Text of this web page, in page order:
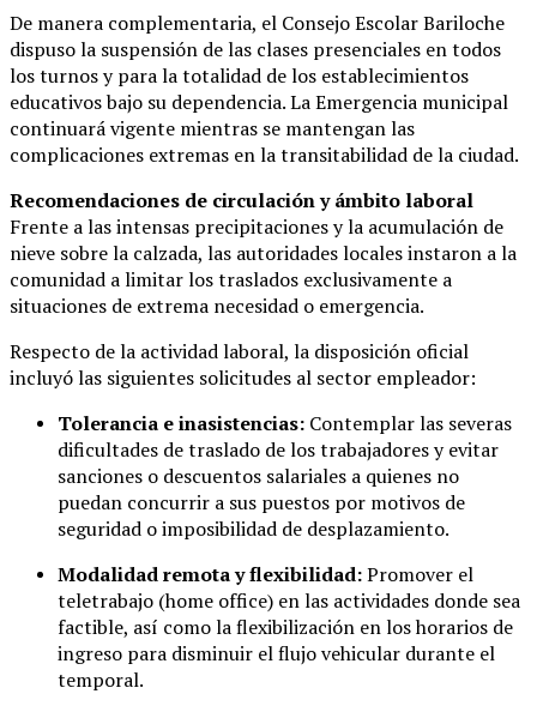
De manera complementaria, el Consejo Escolar Bariloche
dispuso la suspensión de las clases presenciales en todos
los turnos y para la totalidad de los establecimientos
educativos bajo su dependencia. La Emergencia municipal
continuará vigente mientras se mantengan las
complicaciones extremas en la transitabilidad de la ciudad.
Recomendaciones de circulación y ámbito laboral
Frente a las intensas precipitaciones y la acumulación de
nieve sobre la calzada, las autoridades locales instaron a la
comunidad a limitar los traslados exclusivamente a
situaciones de extrema necesidad o emergencia.
Respecto de la actividad laboral, la disposición oficial
incluyó las siguientes solicitudes al sector empleador:
Tolerancia e inasistencias: Contemplar las severas
dificultades de traslado de los trabajadores y evitar
sanciones o descuentos salariales a quienes no
puedan concurrir a sus puestos por motivos de
seguridad o imposibilidad de desplazamiento.
Modalidad remota y flexibilidad:Promover el
teletrabajo (home office) en las actividades donde sea
factible, así como la flexibilización en los horarios de
ingreso para disminuir el flujo vehicular durante el
temporal.